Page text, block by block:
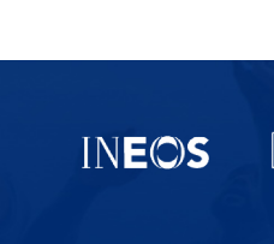
Partenaires du lausanne-Sport